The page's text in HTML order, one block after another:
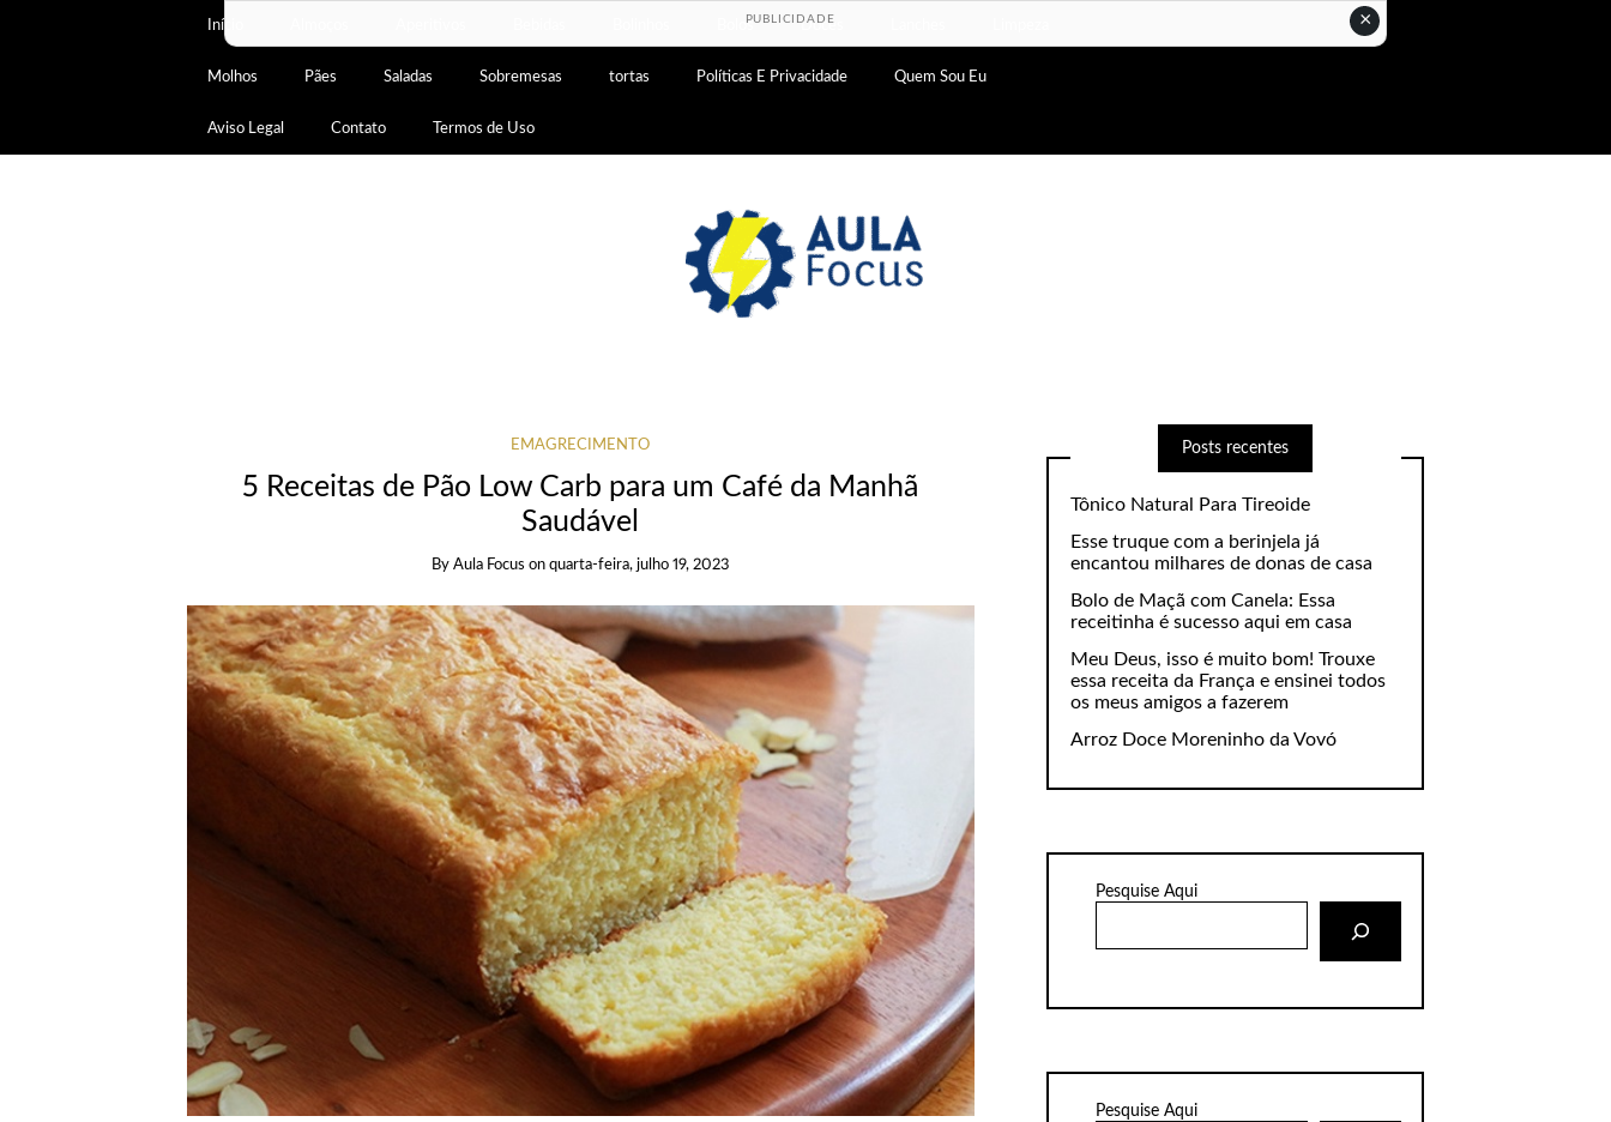
Início Bolos Doces
Molhos Pães Saladas Sobremesas tortas Políticas E Privacidade Quem Sou Eu
Aviso Legal Contato Termos de Uso
EMAGRECIMENTO
5 Receitas de Pão Low Carb para um Café da Manhã
Saudável
By Aula Focus on quarta-feira, julho 19, 2023
Posts recentes
Tônico Natural Para Tireoide
Esse truque com a berinjela já
encantou milhares de donas de casa
Bolo de Maçã com Canela: Essa
receitinha é sucesso aqui em casa
Meu Deus, isso é muito bom! Trouxe
essa receita da França e ensinei todos
os meus amigos a fazerem
Arroz Doce Moreninho da Vovó
Pesquise Aqui
Pesquise Aqui
×
PUBLICIDADE